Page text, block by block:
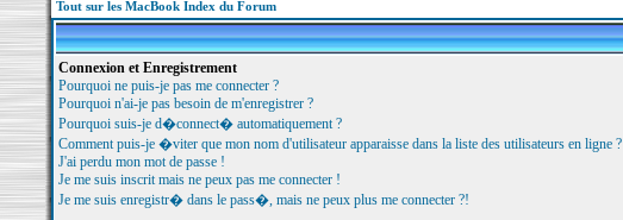
Tout sur les MacBook Index du Forum
Connexion et Enregistrement
Pourquoi ne puis-je pas me connecter ?
Pourquoi n'ai-je pas besoin de m'enregistrer ?
Pourquoi suis-je d�connect� automatiquement ?
Comment puis-je �viter que mon nom d'utilisateur apparaisse dans la liste des utilisateurs en ligne ?
J'ai perdu mon mot de passe !
Je me suis inscrit mais ne peux pas me connecter !
Je me suis enregistr� dans le pass�, mais ne peux plus me connecter ?!